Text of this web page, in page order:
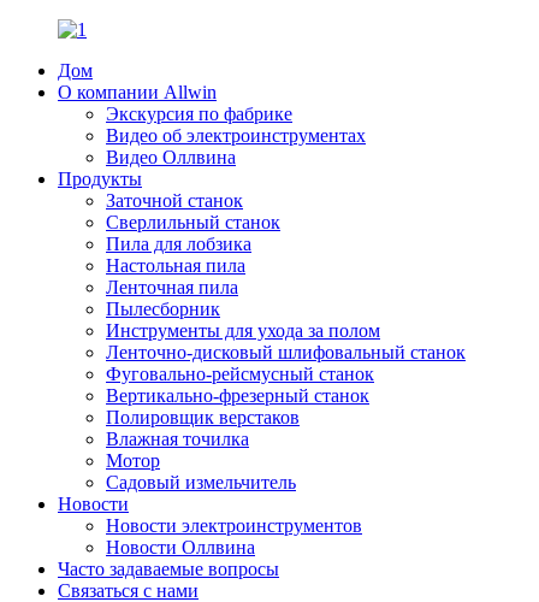
Дом
О компании Allwin
Экскурсия по фабрике
Видео об электроинструментах
Видео Оллвина
Продукты
Заточной станок
Сверлильный станок
Пила для лобзика
Настольная пила
Ленточная пила
Пылесборник
Инструменты для ухода за полом
Ленточно-дисковый шлифовальный станок
Фуговально-рейсмусный станок
Вертикально-фрезерный станок
Полировщик верстаков
Влажная точилка
Мотор
Садовый измельчитель
Новости
Новости электроинструментов
Новости Оллвина
Часто задаваемые вопросы
Связаться с нами